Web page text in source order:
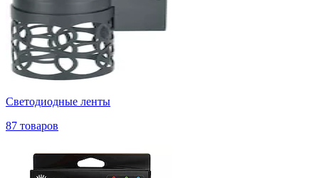
Светодиодные ленты
87 товаров